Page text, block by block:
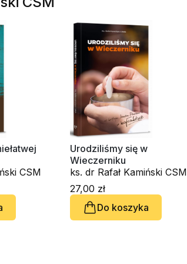
CSM
Urodziliśmy się w
Wieczerniku
ks. dr Rafał Kamiński CSM
27,00 zł
Do koszyka